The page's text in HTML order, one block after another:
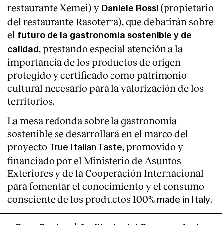
restaurante Xemei) y Daniele Rossi (propietario
del restaurante Rasoterra), que debatirán sobre
el futuro de la gastronomía sostenible y de
calidad, prestando especial atención a la
importancia de los productos de origen
protegido y certificado como patrimonio
cultural necesario para la valorización de los
territorios.
La mesa redonda sobre la gastronomía
sostenible se desarrollará en el marco del
proyecto True Italian Taste, promovido y
financiado por el Ministerio de Asuntos
Exteriores y de la Cooperación Internacional
para fomentar el conocimiento y el consumo
consciente de los productos 100% made in Italy.